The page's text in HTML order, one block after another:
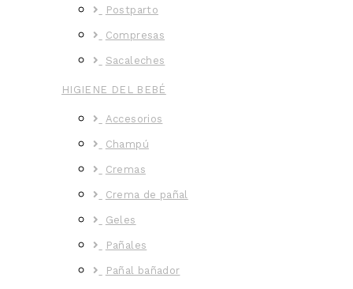
Postparto
Compresas
Sacaleches
HIGIENE DEL BEBÉ
Accesorios
Champú
Cremas
Crema de pañal
Geles
Pañales
Pañal bañador